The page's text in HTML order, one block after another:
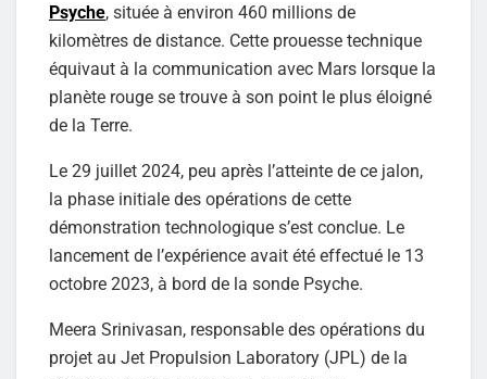
Psyche, située à environ 460 millions de
kilomètres de distance. Cette prouesse technique
équivaut à la communication avec Mars lorsque la
planète rouge se trouve à son point le plus éloigné
de la Terre.
Le 29 juillet 2024, peu après l’atteinte de ce jalon,
la phase initiale des opérations de cette
démonstration technologique s’est conclue. Le
lancement de l’expérience avait été effectué le 13
octobre 2023, à bord de la sonde Psyche.
Meera Srinivasan, responsable des opérations du
projet au Jet Propulsion Laboratory (JPL) de la